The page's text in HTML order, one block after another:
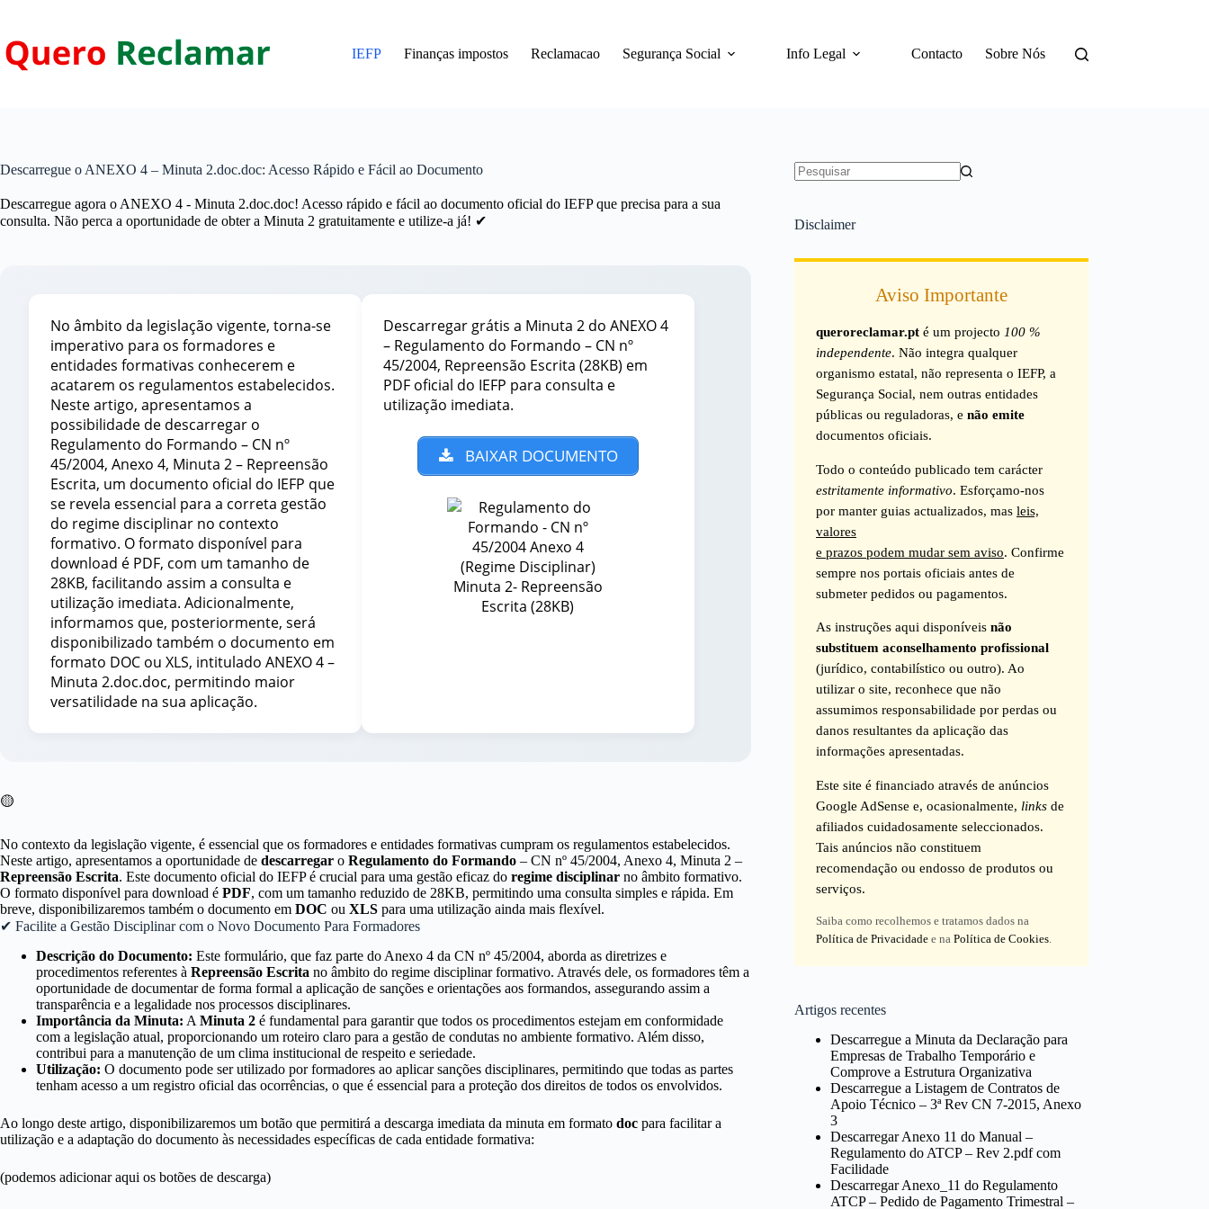
conteúdo
IEFP Finanças impostos Reclamacao Segurança Social Info Legal Contacto Sobre Nós
Descarregue o ANEXO 4 – Minuta 2.doc.doc: Acesso Rápido e Fácil ao Documento
Descarregue agora o ANEXO 4 - Minuta 2.doc.doc! Acesso rápido e fácil ao documento oficial do IEFP que precisa para a sua
consulta. Não perca a oportunidade de obter a Minuta 2 gratuitamente e utilize-a já! ✔
No âmbito da legislação vigente, torna-se
imperativo para os formadores e
entidades formativas conhecerem e
acatarem os regulamentos estabelecidos.
Neste artigo, apresentamos a
possibilidade de descarregar o
Regulamento do Formando – CN nº
45/2004, Anexo 4, Minuta 2 – Repreensão
Escrita, um documento oficial do IEFP que
se revela essencial para a correta gestão
do regime disciplinar no contexto
formativo. O formato disponível para
download é PDF, com um tamanho de
28KB, facilitando assim a consulta e
utilização imediata. Adicionalmente,
informamos que, posteriormente, será
disponibilizado também o documento em
formato DOC ou XLS, intitulado ANEXO 4 –
Minuta 2.doc.doc, permitindo maior
versatilidade na sua aplicação.
Descarregar grátis a Minuta 2 do ANEXO 4
– Regulamento do Formando – CN nº
45/2004, Repreensão Escrita (28KB) em
PDF oficial do IEFP para consulta e
utilização imediata.
BAIXAR DOCUMENTO
🟡
No contexto da legislação vigente, é essencial que os formadores e entidades formativas cumpram os regulamentos estabelecidos.
Neste artigo, apresentamos a oportunidade de descarregar o Regulamento do Formando – CN nº 45/2004, Anexo 4, Minuta 2 –
Repreensão Escrita. Este documento oficial do IEFP é crucial para uma gestão eficaz do regime disciplinar no âmbito formativo.
O formato disponível para download é PDF, com um tamanho reduzido de 28KB, permitindo uma consulta simples e rápida. Em
breve, disponibilizaremos também o documento em DOC ou XLS para uma utilização ainda mais flexível.
✔ Facilite a Gestão Disciplinar com o Novo Documento Para Formadores
Descrição do Documento: Este formulário, que faz parte do Anexo 4 da CN nº 45/2004, aborda as diretrizes e
procedimentos referentes à Repreensão Escrita no âmbito do regime disciplinar formativo. Através dele, os formadores têm a
oportunidade de documentar de forma formal a aplicação de sanções e orientações aos formandos, assegurando assim a
transparência e a legalidade nos processos disciplinares.
Importância da Minuta: A Minuta 2 é fundamental para garantir que todos os procedimentos estejam em conformidade
com a legislação atual, proporcionando um roteiro claro para a gestão de condutas no ambiente formativo. Além disso,
contribui para a manutenção de um clima institucional de respeito e seriedade.
Utilização: O documento pode ser utilizado por formadores ao aplicar sanções disciplinares, permitindo que todas as partes
tenham acesso a um registro oficial das ocorrências, o que é essencial para a proteção dos direitos de todos os envolvidos.
Ao longo deste artigo, disponibilizaremos um botão que permitirá a descarga imediata da minuta em formato doc para facilitar a
utilização e a adaptação do documento às necessidades específicas de cada entidade formativa:
(podemos adicionar aqui os botões de descarga)
Disclaimer
Aviso Importante
queroreclamar.pt é um projecto100 %
independente. Não integra qualquer
organismo estatal, não representa o IEFP, a
Segurança Social, nem outras entidades
públicas ou reguladoras, enão emite
documentos oficiais.
Todo o conteúdo publicado tem carácter
estritamente informativo. Esforçamo-nos
por manter guias actualizados, masleis,
valores
e prazos podem mudar sem aviso. Confirme
sempre nos portais oficiais antes de
submeter pedidos ou pagamentos.
As instruções aqui disponíveisnão
substituem aconselhamento profissional
(jurídico, contabilístico ou outro). Ao
utilizar o site, reconhece que não
assumimos responsabilidade por perdas ou
danos resultantes da aplicação das
informações apresentadas.
Este site é financiado através de anúncios
Google AdSense e, ocasionalmente, links de
afiliados cuidadosamente seleccionados.
Tais anúncios não constituem
recomendação ou endosso de produtos ou
serviços.
Saiba como recolhemos e tratamos dados na
Política de Privacidade e naPolítica de Cookies.
Artigos recentes
Descarregue a Minuta da Declaração para
Empresas de Trabalho Temporário e
Comprove a Estrutura Organizativa
Descarregue a Listagem de Contratos de
Apoio Técnico – 3ª Rev CN 7-2015, Anexo
3
Descarregar Anexo 11 do Manual –
Regulamento do ATCP – Rev 2.pdf com
Facilidade
Descarregar Anexo_11 do Regulamento
ATCP – Pedido de Pagamento Trimestral –